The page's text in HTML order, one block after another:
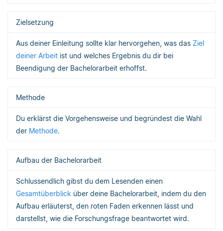
Zielsetzung
Aus deiner Einleitung sollte klar hervorgehen, was das Ziel
deiner Arbeit ist und welches Ergebnis du dir bei
Beendigung der Bachelorarbeit erhoffst.
Methode
Du erklärst die Vorgehensweise und begründest die Wahl
der Methode.
Aufbau der Bachelorarbeit
Schlussendlich gibst du dem Lesenden einen
Gesamtüberblick über deine Bachelorarbeit, indem du den
Aufbau erläuterst, den roten Faden erkennen lässt und
darstellst, wie die Forschungsfrage beantwortet wird.